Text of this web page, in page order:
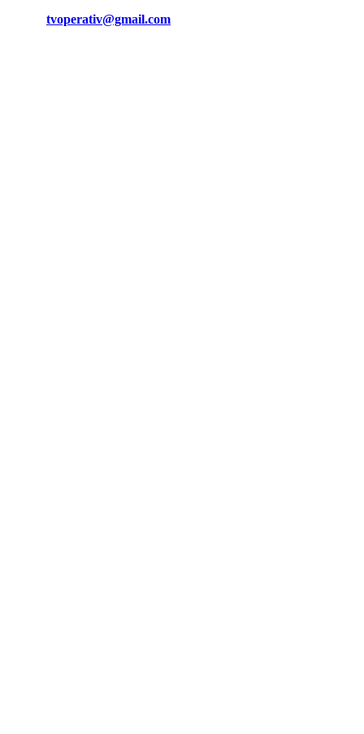
tvoperativ@gmail.com